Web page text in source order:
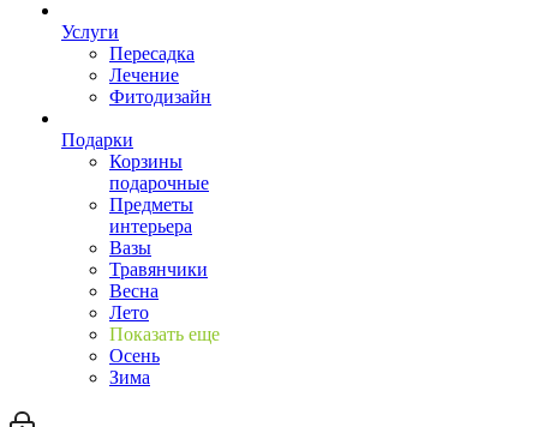
Услуги
Пересадка
Лечение
Фитодизайн
Подарки
Корзины
подарочные
Предметы
интерьера
Вазы
Травянчики
Весна
Лето
Показать еще
Осень
Зима